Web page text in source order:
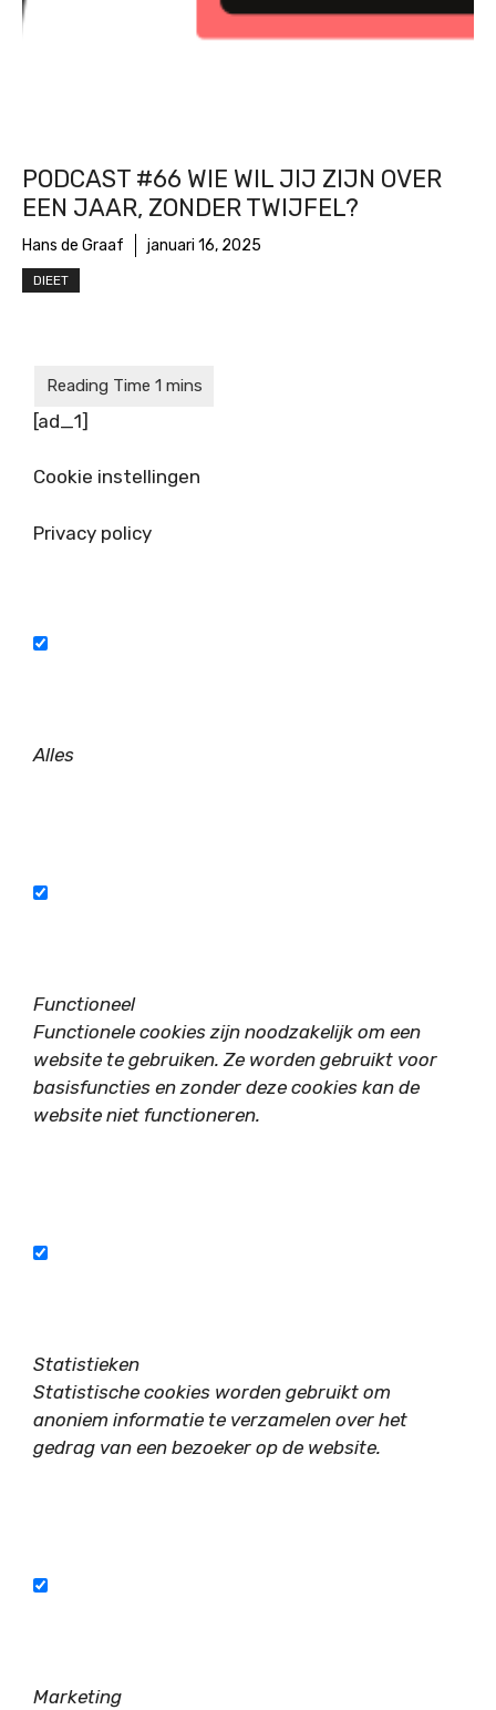
PODCAST #66 WIE WIL JIJ ZIJN OVER
EEN JAAR, ZONDER TWIJFEL?
Hans de Graaf januari 16, 2025
DIEET
[ad_1]
Cookie instellingen
Privacy policy
Alles
Functioneel
Functionele cookies zijn noodzakelijk om een
website te gebruiken. Ze worden gebruikt voor
basisfuncties en zonder deze cookies kan de
website niet functioneren.
Statistieken
Statistische cookies worden gebruikt om
anoniem informatie te verzamelen over het
gedrag van een bezoeker op de website.
Marketing